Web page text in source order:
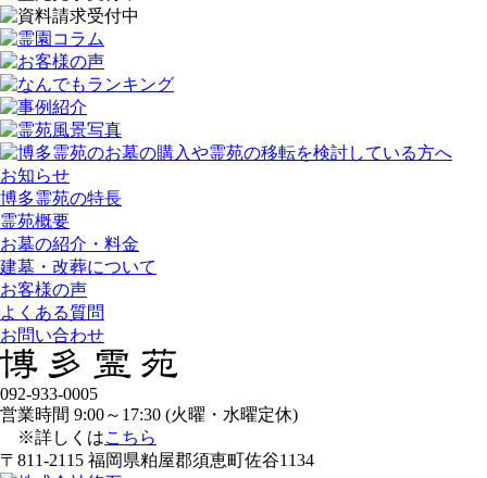
お知らせ
博多霊苑の特長
霊苑概要
お墓の紹介・料金
建墓・改葬について
お客様の声
よくある質問
お問い合わせ
092-933-0005
営業時間 9:00～17:30 (火曜・水曜定休)
※詳しくはこちら
〒811-2115 福岡県粕屋郡須恵町佐谷1134